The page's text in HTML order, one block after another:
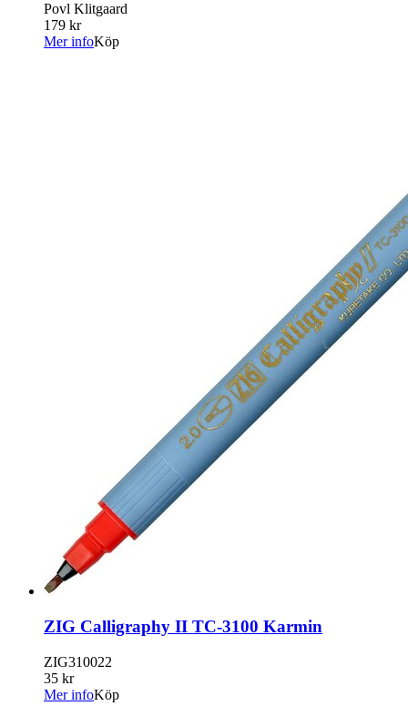
Povl Klitgaard
179 kr
Mer infoKöp
ZIG Calligraphy II TC-3100 Karmin
ZIG310022
35 kr
Mer infoKöp